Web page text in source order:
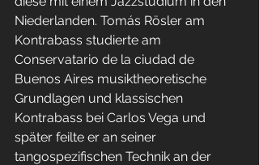
Niederlanden. Tomás Rösler am
Kontrabass studierte am
Conservatario de la ciudad de
Buenos Aires musiktheoretische
Grundlagen und klassischen
Kontrabass bei Carlos Vega und
später feilte er an seiner
tangospezifischen Technik an der